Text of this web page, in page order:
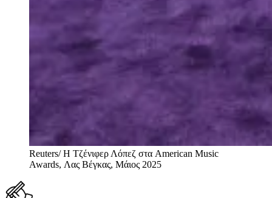
Reuters/ Η Τζένιφερ Λόπεζ στα American Music
Awards, Λας Βέγκας, Μάιος 2025